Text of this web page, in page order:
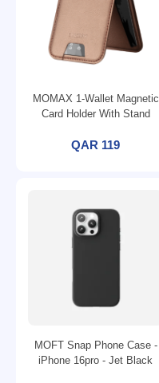
MOMAX 1-Wallet Magnetic
Card Holder With Stand
QAR 119
MOFT Snap Phone Case -
iPhone 16pro - Jet Black